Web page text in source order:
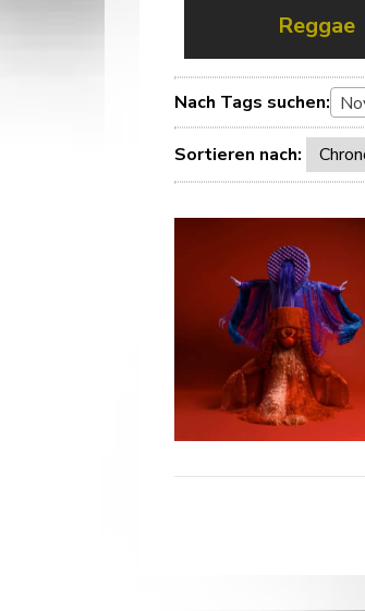
Reggae
Nach Tags suchen:
Sortieren nach: